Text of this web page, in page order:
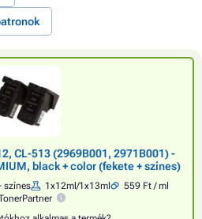
CL-513 (2969B001, 2971B001) -
black + color (fekete + színes)
színes 1x12ml/1x13ml
559 Ft / ml